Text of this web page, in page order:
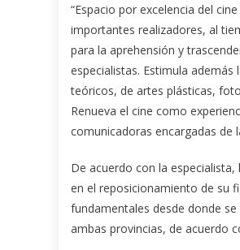
“Espacio por excelencia del
importantes realizadores, al
para la aprehensión y
especialistas. Estimula
teóricos, de artes plásticas,
Renueva el cine como
comunicadoras encargadas de
De acuerdo con la
en el reposicionamiento de su
fundamentales desde donde
ambas provincias, de acuerdo